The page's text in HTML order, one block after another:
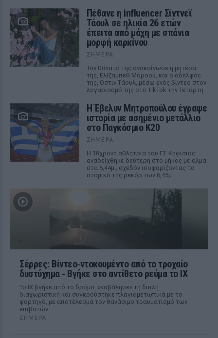
Πέθανε η influencer Σίντνεϊ
Τάουλ σε ηλικία 26 ετών
έπειτα από μάχη με σπάνια
μορφή καρκίνου
ΣΉΜΕΡΑ
Τον θάνατο της ανακοίνωσε η μητέρα
της, Ελίζαμπεθ Μόροου, και ο αδελφός
της, Όστιν Τάουλ, μέσω ενός βίντεο στον
λογαριασμό της στο TikTok την Τετάρτη
Η Έβελυν Μητροπούλου έγραψε
ιστορία με ασημένιο μετάλλιο
στο Παγκόσμιο Κ20
ΣΉΜΕΡΑ
Η 18χρονη αθλήτρια του ΓΣ Κηφισιάς
αναδείχθηκε δεύτερη στο μήκος με άλμα
στα 6,44μ., σχεδόν ισοφαρίζοντας το
ατομικό της ρεκόρ των 6,45μ.
Σέρρες: Βίντεο‑ντοκουμέντο από το τροχαίο
δυστύχημα ‑ Βγήκε στο αντίθετο ρεύμα το ΙΧ
Το ΙΧ βγήκε από το δρόμο, «καβάλησε» τη διπλή
διαχωριστική και συγκρούστηκε πλαγιομετωπικά με το
φορτηγό, με αποτέλεσμα τον θανάσιμο τραυματισμό των
επιβατών
ΣΉΜΕΡΑ